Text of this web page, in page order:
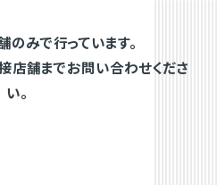
みで行っています。
店舗までお問い合わせくださ
い。